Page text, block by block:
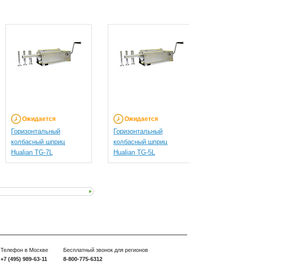
Ожидается
Горизонтальный
колбасный шприц
Hualian TG-7L
Ожидается
Горизонтальный
колбасный шприц
Hualian TG-5L
Телефон в Москве
+7 (495) 989-63-11
Бесплатный звонок для регионов
8-800-775-6312